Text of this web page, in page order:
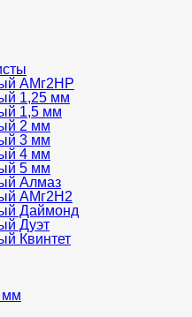
АМг2НР
1,25 мм
1,5 мм
2 мм
3 мм
4 мм
5 мм
Алмаз
АМг2Н2
Даймонд
Дуэт
Квинтет
мм